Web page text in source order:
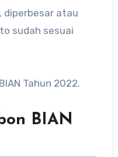
diperbesar atau
sudah sesuai
Tahun 2022.
BIAN